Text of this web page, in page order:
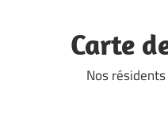
Carte
Nos